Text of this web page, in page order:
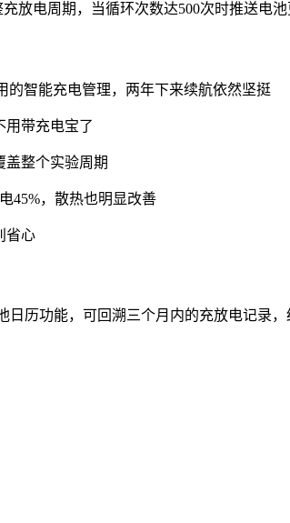
放电周期，当循环次数达500次时推送电池
的智能充电管理，两年下来续航依然坚挺
用带充电宝了
盖整个实验周期
45%，散热也明显改善
省心
历功能，可回溯三个月内的充放电记录